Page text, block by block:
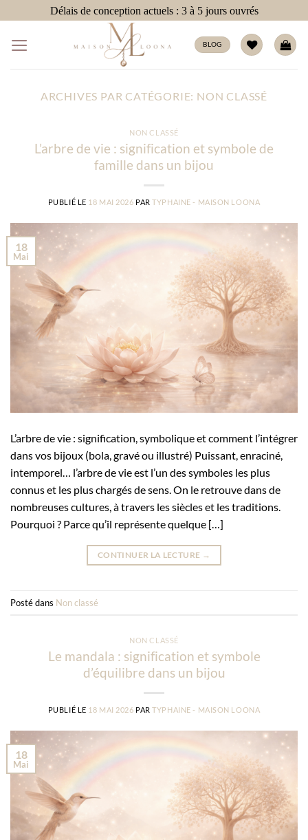
au
contenu
Délais de conception actuels : 3 à 5 jours ouvrés
BLOG
ARCHIVES PAR CATÉGORIE: NON CLASSÉ
NON CLASSÉ
L’arbre de vie : signification et symbole de
famille dans un bijou
PUBLIÉ LE 18 MAI 2026 PARTYPHAINE - MAISON LOONA
18
Mai
L’arbre de vie : signification, symbolique et comment l’intégrer
dans vos bijoux (bola, gravé ou illustré) Puissant, enraciné,
intemporel… l’arbre de vie est l’un des symboles les plus
connus et les plus chargés de sens. On le retrouve dans de
nombreuses cultures, à travers les siècles et les traditions.
Pourquoi ? Parce qu’il représente quelque […]
CONTINUER LA LECTURE →
Posté dans Non classé
NON CLASSÉ
Le mandala : signification et symbole
d’équilibre dans un bijou
PUBLIÉ LE 18 MAI 2026 PARTYPHAINE - MAISON LOONA
18
Mai